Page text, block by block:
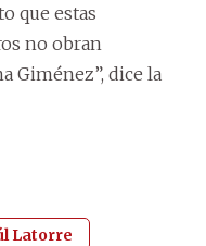
que estas
no obran
Giménez”, dice la
Latorre